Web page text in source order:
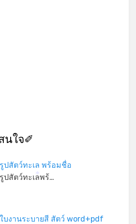
นใจ✐
รูปสัตว์ทะเล พร้อมชื่อ
รูปสัตว์ทะเลพร้…
ใบงานระบายสี สัตว์ word+pdf
*